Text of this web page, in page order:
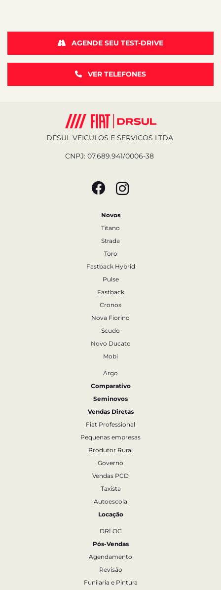
VER TELEFONES
AGENDE SEU TEST-DRIVE
DFSUL VEICULOS E SERVICOS LTDA
CNPJ: 07.689.941/0006-38
Novos
Titano
Strada
Toro
Fastback Hybrid
Pulse
Fastback
Cronos
Nova Fiorino
Scudo
Novo Ducato
Mobi
Argo
Comparativo
Seminovos
Vendas Diretas
Fiat Professional
Pequenas empresas
Produtor Rural
Governo
Vendas PCD
Taxista
Autoescola
Locação
DRLOC
Pós-Vendas
Agendamento
Revisão
Funilaria e Pintura